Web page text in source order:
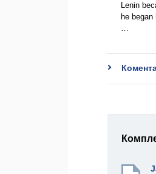
Lenin
he
…